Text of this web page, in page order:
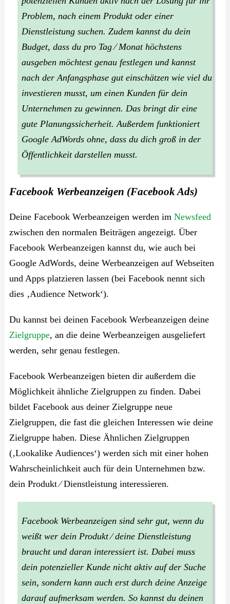
Problem, nach einem Produkt oder einer
Dienstleistung suchen. Zudem kannst du dein
Budget, dass du pro Tag ⁄ Monat höchstens
ausgeben möchtest genau festlegen und kannst
nach der Anfangsphase gut einschätzen wie viel du
investieren musst, um einen Kunden für dein
Unternehmen zu gewinnen. Das bringt dir eine
gute Planungssicherheit. Außerdem funktioniert
Google AdWords ohne, dass du dich groß in der
Öffentlichkeit darstellen musst.
Facebook Werbeanzeigen (Facebook Ads)
Deine Facebook Werbeanzeigen werden im Newsfeed
zwischen den normalen Beiträgen angezeigt. Über
Facebook Werbeanzeigen kannst du, wie auch bei
Google AdWords, deine Werbeanzeigen auf Webseiten
und Apps platzieren lassen (bei Facebook nennt sich
dies ‚Audience Network‘).
Du kannst bei deinen Facebook Werbeanzeigen deine
Zielgruppe, an die deine Werbeanzeigen ausgeliefert
werden, sehr genau festlegen.
Facebook Werbeanzeigen bieten dir außerdem die
Möglichkeit ähnliche Zielgruppen zu finden. Dabei
bildet Facebook aus deiner Zielgruppe neue
Zielgruppen, die fast die gleichen Interessen wie deine
Zielgruppe haben. Diese Ähnlichen Zielgruppen
(‚Lookalike Audiences‘) werden sich mit einer hohen
Wahrscheinlichkeit auch für dein Unternehmen bzw.
dein Produkt ⁄ Dienstleistung interessieren.
Facebook Werbeanzeigen sind sehr gut, wenn du
weißt wer dein Produkt ⁄ deine Dienstleistung
braucht und daran interessiert ist. Dabei muss
dein potenzieller Kunde nicht aktiv auf der Suche
sein, sondern kann auch erst durch deine Anzeige
darauf aufmerksam werden. So kannst du deinen